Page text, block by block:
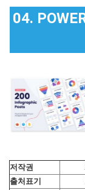
04.
저작권
출처표기